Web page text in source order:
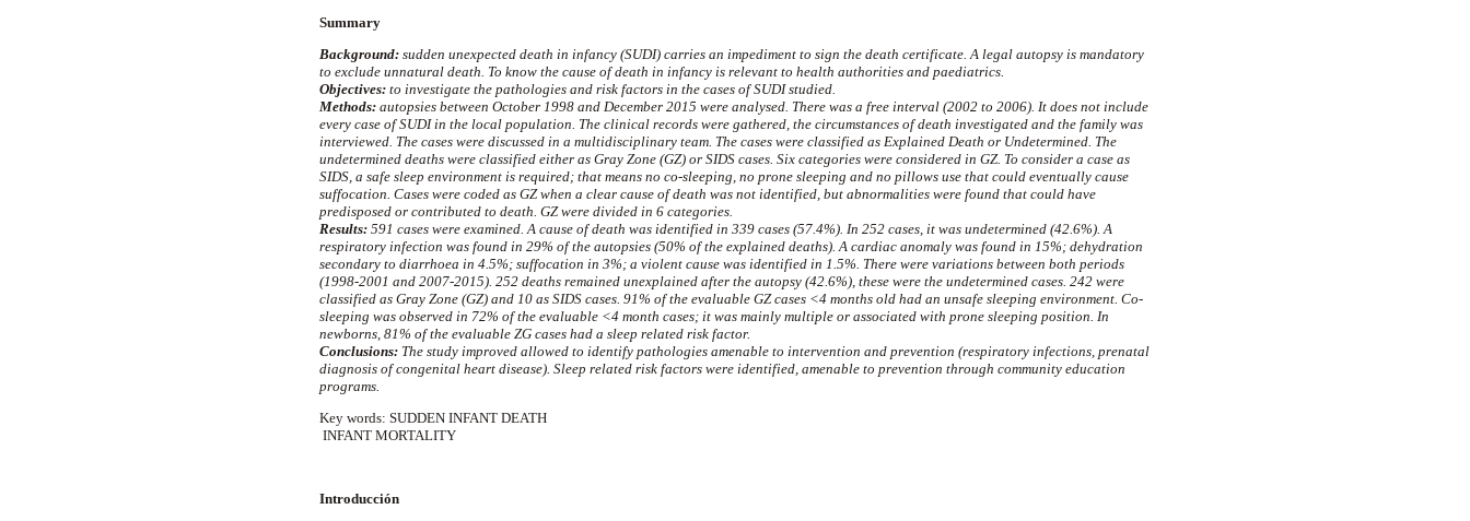
Summary
Background: sudden unexpected death in infancy (SUDI) carries an impediment to sign the death certificate. A legal autopsy is mandatory
to exclude unnatural death. To know the cause of death in infancy is relevant to health authorities and paediatrics.
Objectives: to investigate the pathologies and risk factors in the cases of SUDI studied.
Methods: autopsies between October 1998 and December 2015 were analysed. There was a free interval (2002 to 2006). It does not include
every case of SUDI in the local population. The clinical records were gathered, the circumstances of death investigated and the family was
interviewed. The cases were discussed in a multidisciplinary team. The cases were classified as Explained Death or Undetermined. The
undetermined deaths were classified either as Gray Zone (GZ) or SIDS cases. Six categories were considered in GZ. To consider a case as
SIDS, a safe sleep environment is required; that means no co-sleeping, no prone sleeping and no pillows use that could eventually cause
suffocation. Cases were coded as GZ when a clear cause of death was not identified, but abnormalities were found that could have
predisposed or contributed to death. GZ were divided in 6 categories.
Results: 591 cases were examined. A cause of death was identified in 339 cases (57.4%). In 252 cases, it was undetermined (42.6%). A
respiratory infection was found in 29% of the autopsies (50% of the explained deaths). A cardiac anomaly was found in 15%; dehydration
secondary to diarrhoea in 4.5%; suffocation in 3%; a violent cause was identified in 1.5%. There were variations between both periods
(1998-2001 and 2007-2015). 252 deaths remained unexplained after the autopsy (42.6%), these were the undetermined cases. 242 were
classified as Gray Zone (GZ) and 10 as SIDS cases. 91% of the evaluable GZ cases <4 months old had an unsafe sleeping environment. Co-
sleeping was observed in 72% of the evaluable <4 month cases; it was mainly multiple or associated with prone sleeping position. In
newborns, 81% of the evaluable ZG cases had a sleep related risk factor.
Conclusions: The study improved allowed to identify pathologies amenable to intervention and prevention (respiratory infections, prenatal
diagnosis of congenital heart disease). Sleep related risk factors were identified, amenable to prevention through community education
programs.
Key words: SUDDEN INFANT DEATH
INFANT MORTALITY
Introducción